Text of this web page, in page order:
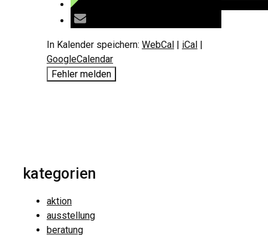
In Kalender speichern: WebCal | iCal |
GoogleCalendar
Fehler melden
kategorien
aktion
ausstellung
beratung